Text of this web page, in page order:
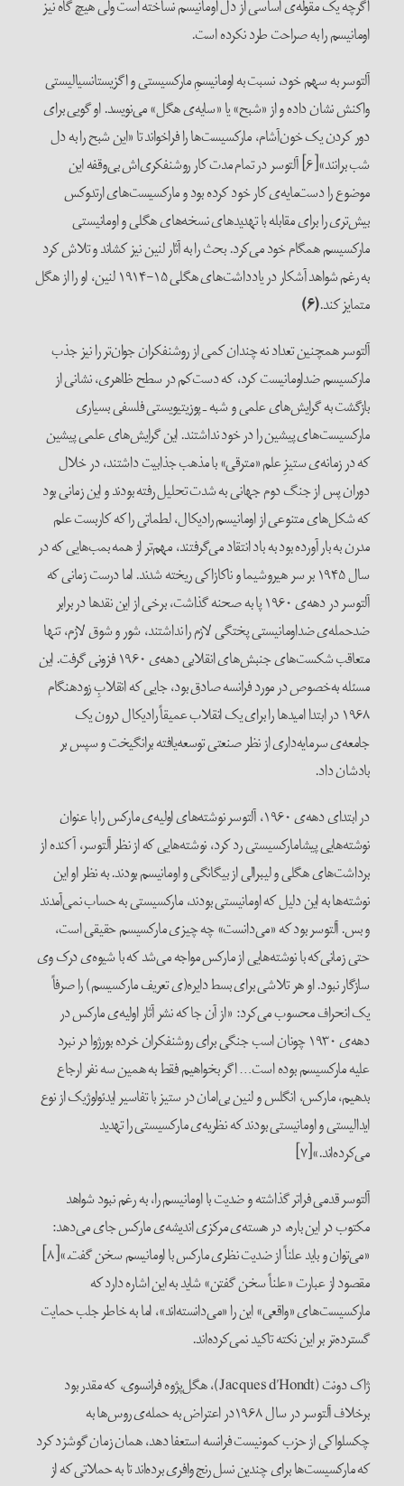
اگرچه یک مقوله‌ی اساسی از دل اومانیسم نساخته است ولی هیچ گاه نیز
اومانیسم را به صراحت طرد نکرده است.
آلتوسر به سهم خود، نسبت به اومانیسمِ مارکسیستی و اگزیستانسیالیستی
واکنش نشان داده و از «شبح» یا «سایه‌ی هگل» می‌نویسد. او گویی برای
دور کردن یک خون‌آشام، مارکسیست‌ها را فراخواند تا «این شبح را به دل
شب برانند»[۶] آلتوسر در تمام مدت کار روشنفکری‌اش بی‌وقفه این
موضوع را دست‌مایه‌ی کار خود کرده بود و مارکسیست‌های ارتدوکس
بیش‌تری را برای مقابله با تهدیدهای نسخه‌های هگلی و اومانیستی
مارکسیسم همگام خود می‌کرد. بحث را به آثار لنین نیز کشاند و تلاش کرد
به رغم شواهد آشکار در یادداشت‌های هگلی ۱۵-۱۹۱۴ لنین، او را از هگل
متمایز کند.(۶)
آلتوسر همچنین تعداد نه چندان کمی از روشنفکران جوان‌تر را نیز جذب
مارکسیسم ضداومانیست کرد، که دست‌کم در سطح ظاهری، نشانی از
بازگشت به گرایش‌های علمی و شبه ـ ‌پوزیتیویستی فلسفی بسیاری
مارکسیست‌های پیشین را در خود نداشتند. این گرایش‌های علمی پیشین
که در زمانه‌ی ستیزِ علم «مترقی» با مذهب جذابیت داشتند، در خلال
دوران پس از جنگ دوم جهانی به شدت تحلیل رفته بودند و این زمانی بود
که شکل‌های متنوعی از اومانیسم رادیکال، لطماتی را که کاربست علم
مدرن به بار آورده بود به باد انتقاد می‌گرفتند، مهم‌تر از همه بمب‌هایی که در
سال ۱۹۴۵ بر سر هیروشیما و ناکازاکی ریخته شدند. اما درست زمانی که
آلتوسر در دهه‌ی ۱۹۶۰ پا به صحنه گذاشت، برخی از این نقدها در برابر
ضدحمله‌ی ضداومانیستی پختگی لازم را نداشتند، شور و شوق لازم، تنها
متعاقب شکست‌های جنبش‌های انقلابی دهه‌ی ۱۹۶۰ فزونی گرفت. این
مسئله به‌خصوص در مورد فرانسه صادق بود، جایی که انقلابِ زودهنگام
۱۹۶۸ در ابتدا امیدها را برای یک انقلاب عمیقاً رادیکال درون یک
جامعه‌ی سرمایه‌داری از نظر صنعتی توسعه‌یافته‌ برانگیخت و سپس بر
بادشان داد.
در ابتدای دهه‌ی ۱۹۶۰، آلتوسر نوشته‌های اولیه‌ی مارکس را با عنوان
نوشته‌هایی پیشامارکسیستی رد کرد، نوشته‌هایی که از نظر آلتوسر، آکنده از
برداشت‌های هگلی و لیبرالی از بیگانگی و اومانیسم بودند. به نظر او این
نوشته‌ها به این دلیل که اومانیستی بودند، مارکسیستی به حساب نمی‌آمدند
و بس. آلتوسر بود که «می‌دانست» چه چیزی مارکسیسم حقیقی است،
حتی زمانی‌که با نوشته‌هایی از مارکس مواجه می‌شد که با شیوه‌ی درک وی
سازگار نبود. او هر تلاشی برای بسط دایره‌(ی تعریف مارکسیسم) را صرفاً
یک انحراف محسوب می‌کرد: «از آن جا ‌که نشر آثار اولیه‌ی مارکس در
دهه‌ی ۱۹۳۰ چونان اسب جنگی برای روشنفکران خرده بورژوا در نبرد
علیه مارکسیسم بوده است… اگر بخواهیم فقط به همین سه نفر ارجاع
بدهیم، مارکس، انگلس و لنین بی‌امان در ستیز با تفاسیر ایدئولوژیک از نوع
ایدالیستی و اومانیستی بودند که نظریه‌ی مارکسیستی را تهدید
می‌کرده‌اند.»[۷]
آلتوسر قدمی فراتر گذاشته و ضدیت با اومانیسم را، به رغم نبود شواهد
مکتوب در این باره، در هسته‌ی مرکزی اندیشه‌ی مارکس جای می‌دهد:
«می‌‌توان و باید علناً از ضدیت نظری مارکس با اومانیسم سخن گفت.»[۸]
مقصود از عبارت «علناً سخن گفتن» شاید به این اشاره دارد که
مارکسیست‌های «واقعی» این را «می‌دانسته‌اند»، اما به خاطر جلب حمایت
گسترده‌تر بر این نکته تاکید نمی‌کرده‌اند.
ژاک دونت (Jacques d’Hondt)، هگل‌پژوه فرانسوی، که مقدر بود
برخلاف آلتوسر در سال ۱۹۶۸در اعتراض به حمله‌ی روس‌ها به
چکسلواکی از حزب کمونیست فرانسه استعفا دهد، همان زمان گوشزد کرد
که مارکسیست‌ها برای چندین نسل رنج وافری برده‌اند تا به حملاتی که از